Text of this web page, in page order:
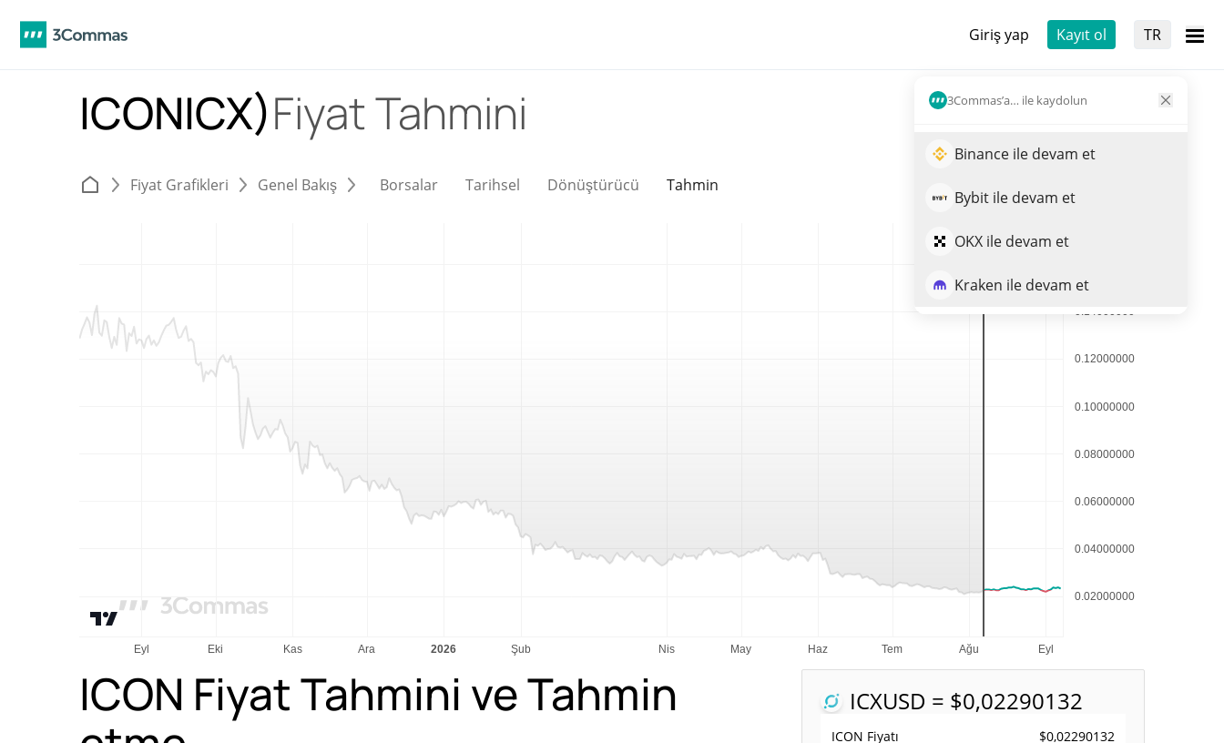
Giriş yap Kayıt ol TR
3Commas’a… ile kaydolun
Binance ile devam et
Bybit ile devam et
OKX ile devam et
Kraken ile devam et
ICONICX)Fiyat Tahmini
Fiyat Grafikleri Genel Bakış Borsalar Tarihsel Dönüştürücü Tahmin
ICXUSD = $0,02290132
ICON Fiyatı $0,02290132
ICON Fiyat Tahmini ve Tahmin